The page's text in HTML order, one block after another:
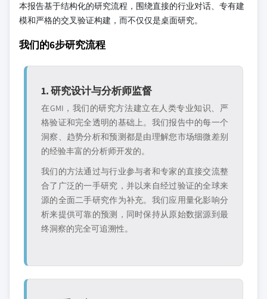
本报告基于结构化的研究流程，围绕直接的行业对话、专有建
模和严格的交叉验证构建，而不仅仅是桌面研究。
我们的6步研究流程
1. 研究设计与分析师监督
在GMI，我们的研究方法建立在人类专业知识、严
格验证和完全透明的基础上。我们报告中的每一个
洞察、趋势分析和预测都是由理解您市场细微差别
的经验丰富的分析师开发的。
我们的方法通过与行业参与者和专家的直接交流整
合了广泛的一手研究，并以来自经过验证的全球来
源的全面二手研究作为补充。我们应用量化影响分
析来提供可靠的预测，同时保持从原始数据源到最
终洞察的完全可追溯性。